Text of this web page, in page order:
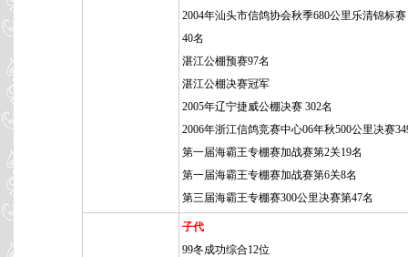
2004年汕头市信鸽协会秋季680公里乐清锦标赛
40名
湛江公棚预赛97名
湛江公棚决赛冠军
2005年辽宁捷威公棚决赛 302名
2006年浙江信鸽竞赛中心06年秋500公里决赛
第一届海霸王专棚赛加战赛第2关19名
第一届海霸王专棚赛加战赛第6关8名
第三届海霸王专棚赛300公里决赛第47名
子代
99冬成功综合12位